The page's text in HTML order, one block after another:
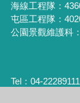
海線工程隊：
屯區工程隊：
公園景觀維護科
Tel：04-22289111